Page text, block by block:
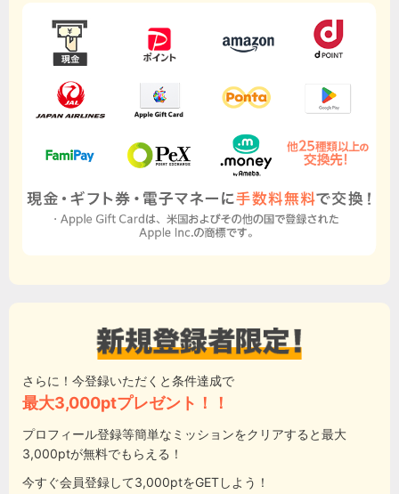
さらに！今登録いただくと条件達成で
最大3,000ptプレゼント！！
プロフィール登録等簡単なミッションをクリアすると最大
3,000ptが無料でもらえる！
今すぐ会員登録して3,000ptをGETしよう！